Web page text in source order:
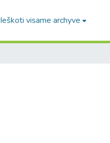
Ieškoti visame archyve